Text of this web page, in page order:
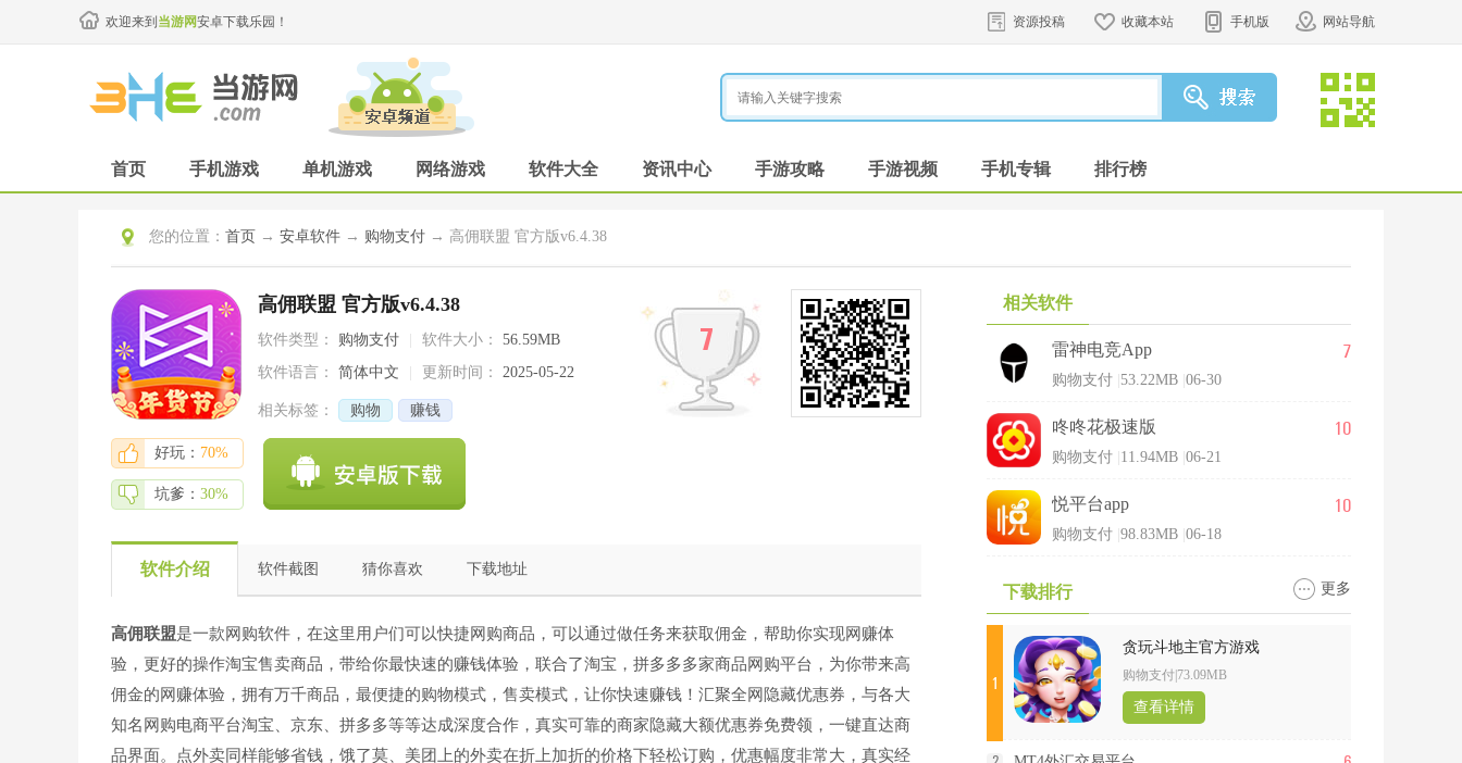
欢迎来到 当游网安卓下载乐园！ 资源投稿 收藏本站 手机版 网站导航
首页 手机游戏 单机游戏 网络游戏 软件大全 资讯中心 手游攻略 手游视频 手机专辑 排行榜
您的位置： 首页 → 安卓软件 → 购物支付 → 高佣联盟 官方版v6.4.38
高佣联盟 官方版v6.4.38
软件类型： 购物支付 软件大小：
56.59MB
软件语言：
简体中文 更新时间： 2025-05-22
相关标签： 购物 赚钱
7
好玩： 70%
坑爹： 30%
软件介绍 软件截图 猜你喜欢 下载地址
高佣联盟是一款网购软件，在这里用户们可以快捷网购商品，可以通过做任务来获取佣金，帮助你实现网赚体
验，更好的操作淘宝售卖商品，带给你最快速的赚钱体验，联合了淘宝，拼多多多家商品网购平台，为你带来高
佣金的网赚体验，拥有万千商品，最便捷的购物模式，售卖模式，让你快速赚钱！汇聚全网隐藏优惠券，与各大
知名网购电商平台淘宝、京东、拼多多等等达成深度合作，真实可靠的商家隐藏大额优惠券免费领，一键直达商
品界面。点外卖同样能够省钱，饿了莫、美团上的外卖在折上加折的价格下轻松订购，优惠幅度非常大，真实经
相关软件
雷神电竞App
购物支付 53.22MB 06-30
7
咚咚花极速版
购物支付 11.94MB 06-21
10
悦平台app
购物支付 98.83MB 06-18
10
下载排行 更多
1
贪玩斗地主官方游戏
购物支付 73.09MB
查看详情